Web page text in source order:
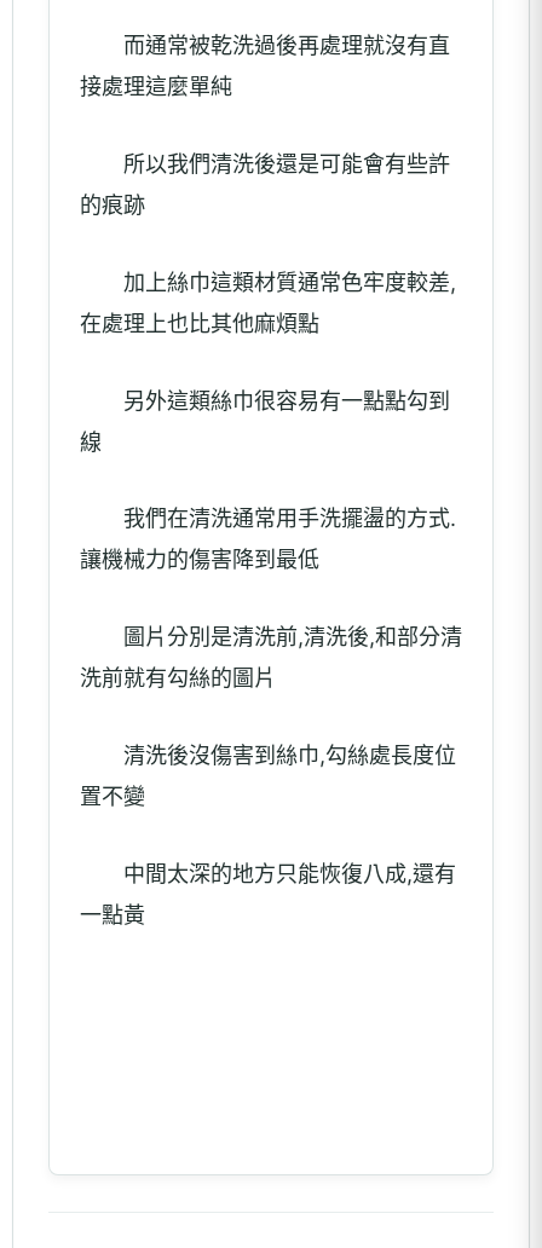
而通常被乾洗過後再處理就沒有直
接處理這麼單純
所以我們清洗後還是可能會有些許
的痕跡
加上絲巾這類材質通常色牢度較差,
在處理上也比其他麻煩點
另外這類絲巾很容易有一點點勾到
線
我們在清洗通常用手洗擺盪的方式.
讓機械力的傷害降到最低
圖片分別是清洗前,清洗後,和部分清
洗前就有勾絲的圖片
清洗後沒傷害到絲巾,勾絲處長度位
置不變
中間太深的地方只能恢復八成,還有
一點黃